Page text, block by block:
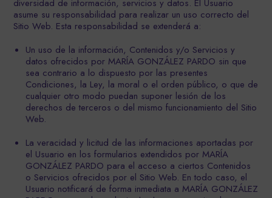
diversidad de información, servicios y datos. El Usuario
asume su responsabilidad para realizar un uso correcto del
Sitio Web. Esta responsabilidad se extenderá a:
Un uso de la información, Contenidos y/o Servicios y
datos ofrecidos por MARÍA GONZÁLEZ PARDO sin que
sea contrario a lo dispuesto por las presentes
Condiciones, la Ley, la moral o el orden público, o que de
cualquier otro modo puedan suponer lesión de los
derechos de terceros o del mismo funcionamiento del Sitio
Web.
La veracidad y licitud de las informaciones aportadas por
el Usuario en los formularios extendidos por MARÍA
GONZÁLEZ PARDO para el acceso a ciertos Contenidos
o Servicios ofrecidos por el Sitio Web. En todo caso, el
Usuario notificará de forma inmediata a MARÍA GONZÁLEZ